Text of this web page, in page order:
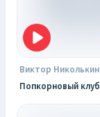
Виктор Николькин
Попкорновый клуб